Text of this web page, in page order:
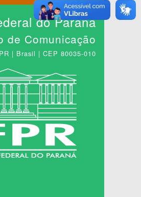
do Paraná
de Comunicação
| Brasil | CEP 80035-010